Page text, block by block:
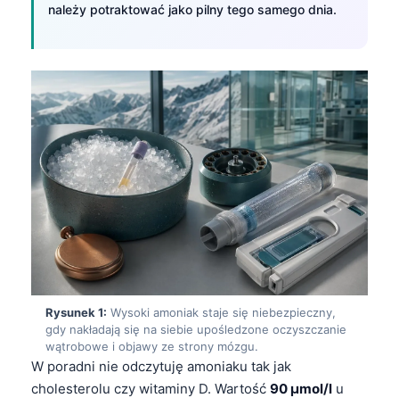
należy potraktować jako pilny tego samego dnia.
Rysunek 1: Wysoki amoniak staje się niebezpieczny,
gdy nakładają się na siebie upośledzone oczyszczanie
wątrobowe i objawy ze strony mózgu.
W poradni nie odczytuję amoniaku tak jak
cholesterolu czy witaminy D. Wartość 90 µmol/l u